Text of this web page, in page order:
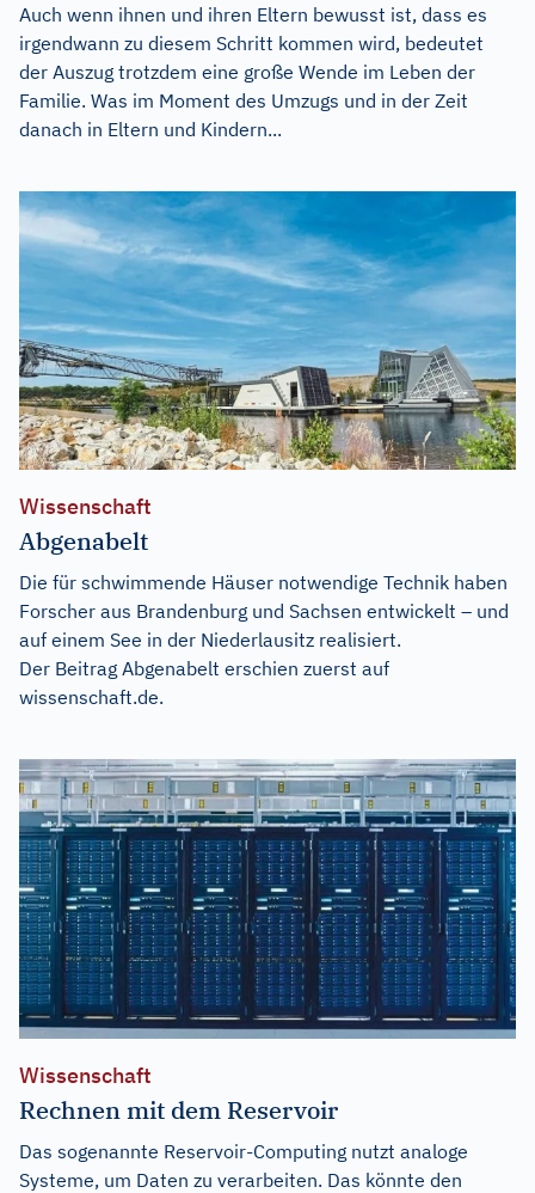
Auch wenn ihnen und ihren Eltern bewusst ist, dass es
irgendwann zu diesem Schritt kommen wird, bedeutet
der Auszug trotzdem eine große Wende im Leben der
Familie. Was im Moment des Umzugs und in der Zeit
danach in Eltern und Kindern...
Wissenschaft
Abgenabelt
Die für schwimmende Häuser notwendige Technik haben
Forscher aus Brandenburg und Sachsen entwickelt – und
auf einem See in der Niederlausitz realisiert.
Der Beitrag Abgenabelt erschien zuerst auf
wissenschaft.de.
Wissenschaft
Rechnen mit dem Reservoir
Das sogenannte Reservoir-Computing nutzt analoge
Systeme, um Daten zu verarbeiten. Das könnte den